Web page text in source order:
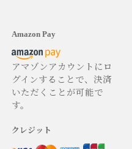
Amazon Pay
アマゾンアカウントにロ
グインすることで、決済
いただくことが可能で
す。
クレジット